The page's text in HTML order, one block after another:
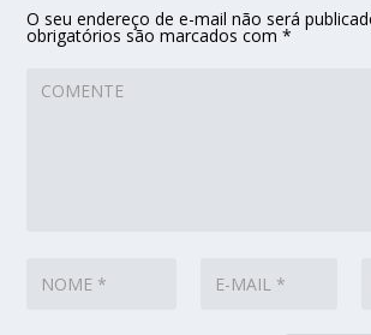
O seu endereço de e-mail não será
obrigatórios são marcados com*